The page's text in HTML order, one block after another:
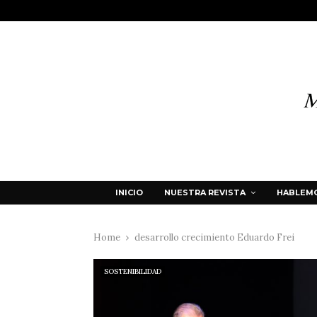
INICIO NUESTRA REVISTA
Home desarrollo crecimiento Eduardo Frei
SOSTENIBILIDAD